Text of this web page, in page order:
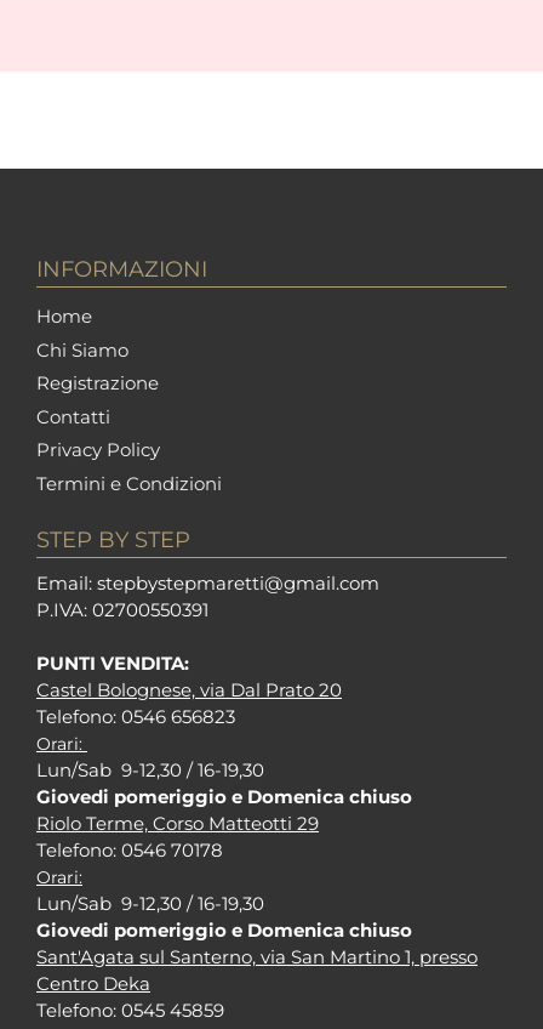
INFORMAZIONI
Home
Chi Siamo
Registrazione
Contatti
Privacy Policy
Termini e Condizioni
STEP BY STEP
Email: stepbystepmaretti@gmail.com
P.IVA: 02700550391
PUNTI VENDITA:
Castel Bolognese, via Dal Prato 20
Telefono: 0546 656823
Orari:
Lun/Sab 9-12,30 / 16-19,30
Giovedi pomeriggio e Domenica chiuso
Riolo Terme, Corso Matteotti 29
Telefono: 0546 70178
Orari:
Lun/Sab 9-12,30 / 16-19,30
Giovedi pomeriggio e Domenica chiuso
Sant'Agata sul Santerno, via San Martino 1, presso
Centro Deka
Telefono: 0545 45859